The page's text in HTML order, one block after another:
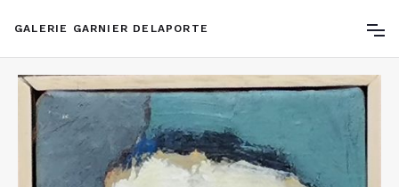
GALERIE GARNIER DELAPORTE